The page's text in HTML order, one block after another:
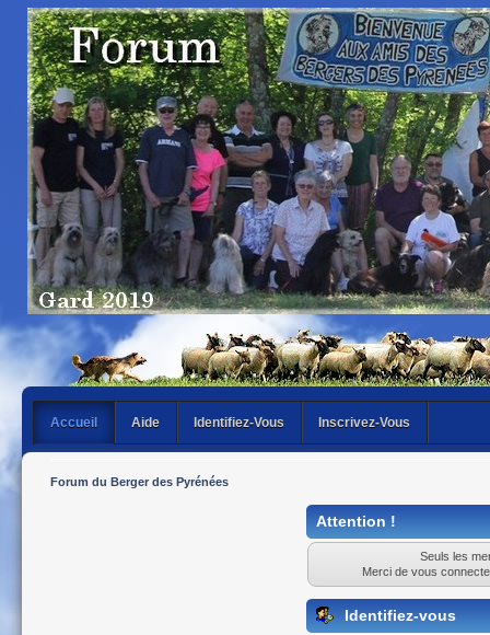
Accueil Aide Identifiez-Vous Inscrivez-Vous
Forum du Berger des Pyrénées
Attention !
Seuls les
Merci de vous
Identifiez-vous